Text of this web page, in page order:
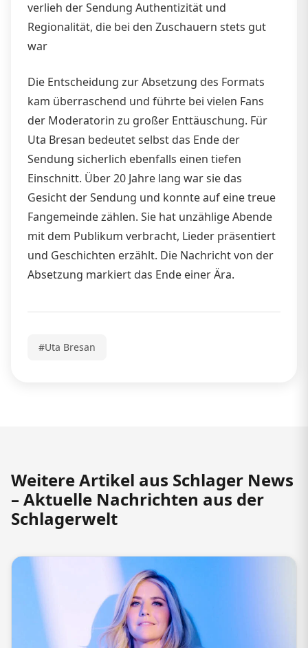
verlieh der Sendung Authentizität und
Regionalität, die bei den Zuschauern stets gut
war
Die Entscheidung zur Absetzung des Formats
kam überraschend und führte bei vielen Fans
der Moderatorin zu großer Enttäuschung. Für
Uta Bresan bedeutet selbst das Ende der
Sendung sicherlich ebenfalls einen tiefen
Einschnitt. Über 20 Jahre lang war sie das
Gesicht der Sendung und konnte auf eine treue
Fangemeinde zählen. Sie hat unzählige Abende
mit dem Publikum verbracht, Lieder präsentiert
und Geschichten erzählt. Die Nachricht von der
Absetzung markiert das Ende einer Ära.
#Uta Bresan
Weitere Artikel aus Schlager News
– Aktuelle Nachrichten aus der
Schlagerwelt